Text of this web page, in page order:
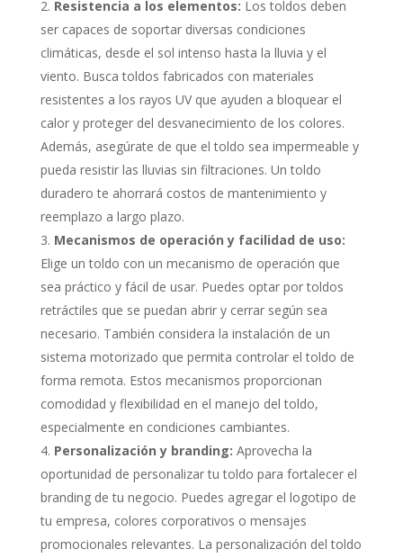
Resistencia a los elementos: Los toldos deben
ser capaces de soportar diversas condiciones
climáticas, desde el sol intenso hasta la lluvia y el
viento. Busca toldos fabricados con materiales
resistentes a los rayos UV que ayuden a bloquear el
calor y proteger del desvanecimiento de los colores.
Además, asegúrate de que el toldo sea impermeable y
pueda resistir las lluvias sin filtraciones. Un toldo
duradero te ahorrará costos de mantenimiento y
reemplazo a largo plazo.
Mecanismos de operación y facilidad de uso:
Elige un toldo con un mecanismo de operación que
sea práctico y fácil de usar. Puedes optar por toldos
retráctiles que se puedan abrir y cerrar según sea
necesario. También considera la instalación de un
sistema motorizado que permita controlar el toldo de
forma remota. Estos mecanismos proporcionan
comodidad y flexibilidad en el manejo del toldo,
especialmente en condiciones cambiantes.
Personalización y branding: Aprovecha la
oportunidad de personalizar tu toldo para fortalecer el
branding de tu negocio. Puedes agregar el logotipo de
tu empresa, colores corporativos o mensajes
promocionales relevantes. La personalización del toldo